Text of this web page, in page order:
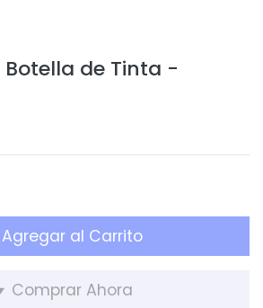
Botella de Tinta -
Agregar al Carrito
Comprar Ahora